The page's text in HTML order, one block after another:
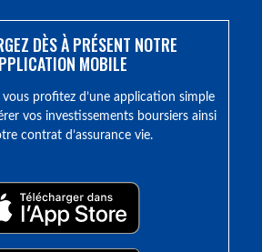
DÈS À PRÉSENT NOTRE
MOBILE
vous profitez d’une application simple
vos investissements boursiers ainsi
contrat d’assurance vie.